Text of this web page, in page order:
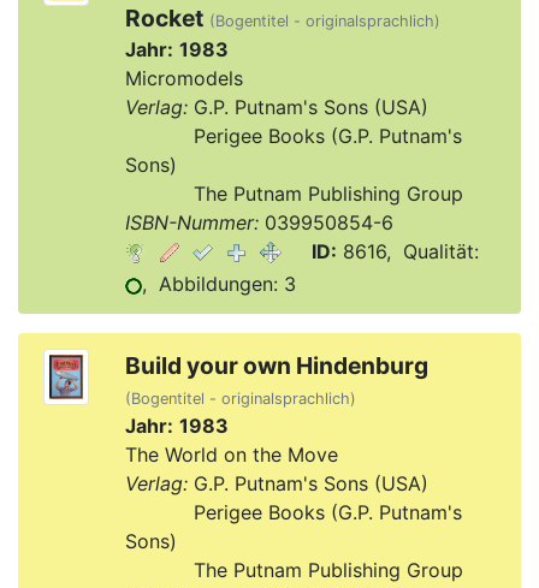
Rocket (Bogentitel - originalsprachlich)
Jahr: 1983
Micromodels
Verlag:G.P. Putnam's Sons (USA)
Perigee Books (G.P. Putnam's
Sons)
The Putnam Publishing Group
ISBN-Nummer:039950854-6
ID: 8616, Qualität:
, Abbildungen: 3
Build your own Hindenburg
(Bogentitel - originalsprachlich)
Jahr: 1983
The World on the Move
Verlag:G.P. Putnam's Sons (USA)
Perigee Books (G.P. Putnam's
Sons)
The Putnam Publishing Group